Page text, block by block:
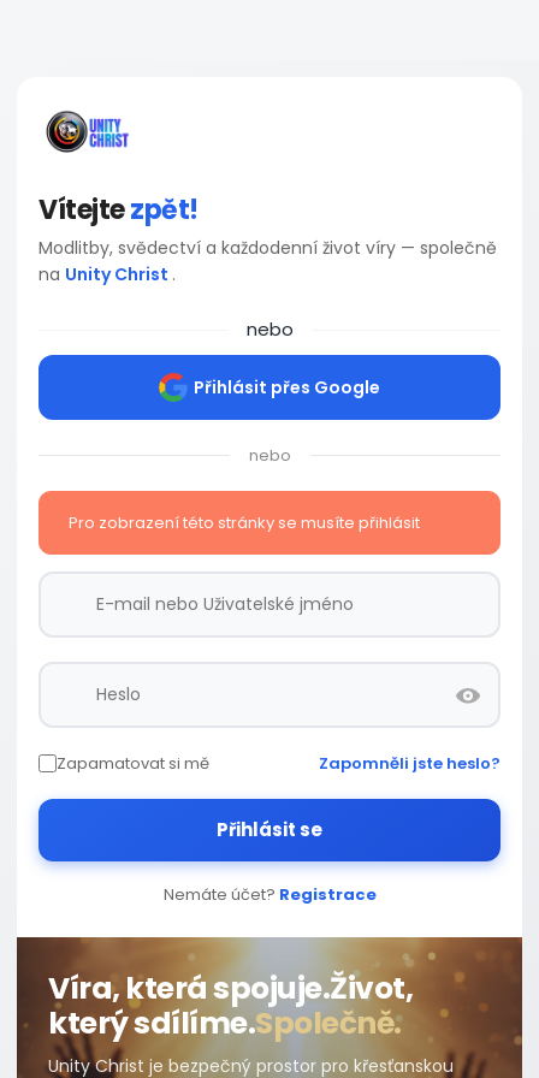
Vítejtezpět!
Modlitby, svědectví a každodenní život víry — společně
na Unity Christ .
nebo
Přihlásit přes Google
nebo
Pro zobrazení této stránky se musíte přihlásit
Zapamatovat si mě Zapomněli jste heslo?
Přihlásit se
Nemáte účet? Registrace
Víra, která spojuje.Život,
který sdílíme.Společně.
Unity Christ je bezpečný prostor pro křesťanskou